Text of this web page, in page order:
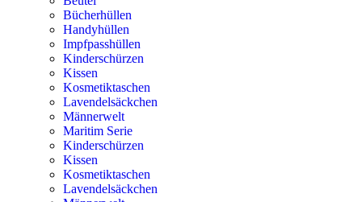
Bücherhüllen
Handyhüllen
Impfpasshüllen
Kinderschürzen
Kissen
Kosmetiktaschen
Lavendelsäckchen
Männerwelt
Maritim Serie
Kinderschürzen
Kissen
Kosmetiktaschen
Lavendelsäckchen